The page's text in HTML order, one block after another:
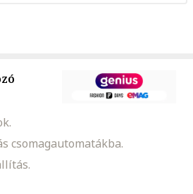
csomagautomatákba.